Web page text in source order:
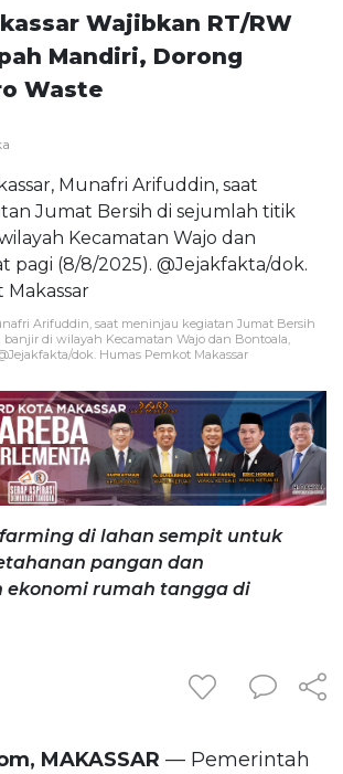
Wajibkan RT/RW
Mandiri, Dorong
Waste
Arifuddin, saat meninjau kegiatan Jumat Bersih
di wilayah Kecamatan Wajo dan Bontoala,
dok. Humas Pemkot Makassar
di lahan sempit untuk
pangan dan
rumah tangga di
MAKASSAR — Pemerintah